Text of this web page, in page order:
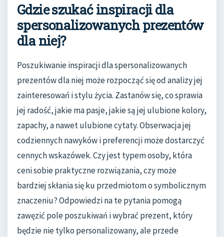
Gdzie szukać inspiracji dla
spersonalizowanych prezentów
dla niej?
Poszukiwanie inspiracji dla spersonalizowanych
prezentów dla niej może rozpocząć się od analizy jej
zainteresowań i stylu życia. Zastanów się, co sprawia
jej radość, jakie ma pasje, jakie są jej ulubione kolory,
zapachy, a nawet ulubione cytaty. Obserwacja jej
codziennych nawyków i preferencji może dostarczyć
cennych wskazówek. Czy jest typem osoby, która
ceni sobie praktyczne rozwiązania, czy może
bardziej skłania się ku przedmiotom o symbolicznym
znaczeniu? Odpowiedzi na te pytania pomogą
zawęzić pole poszukiwań i wybrać prezent, który
będzie nie tylko personalizowany, ale przede